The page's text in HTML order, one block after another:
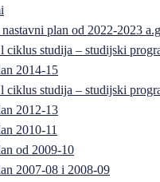
plan od 2022-2023
ciklus studija – studijski
2014-15
ciklus studija – studijski
2012-13
2010-11
od 2009-10
2007-08 i 2008-09